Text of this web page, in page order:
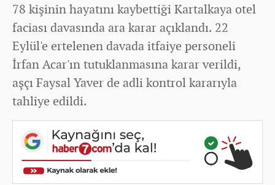
78 kişinin hayatını kaybettiği Kartalkaya otel
faciası davasında ara karar açıklandı. 22
Eylül'e ertelenen davada itfaiye personeli
İrfan Acar'ın tutuklanmasına karar verildi,
aşçı Faysal Yaver de adli kontrol kararıyla
tahliye edildi.